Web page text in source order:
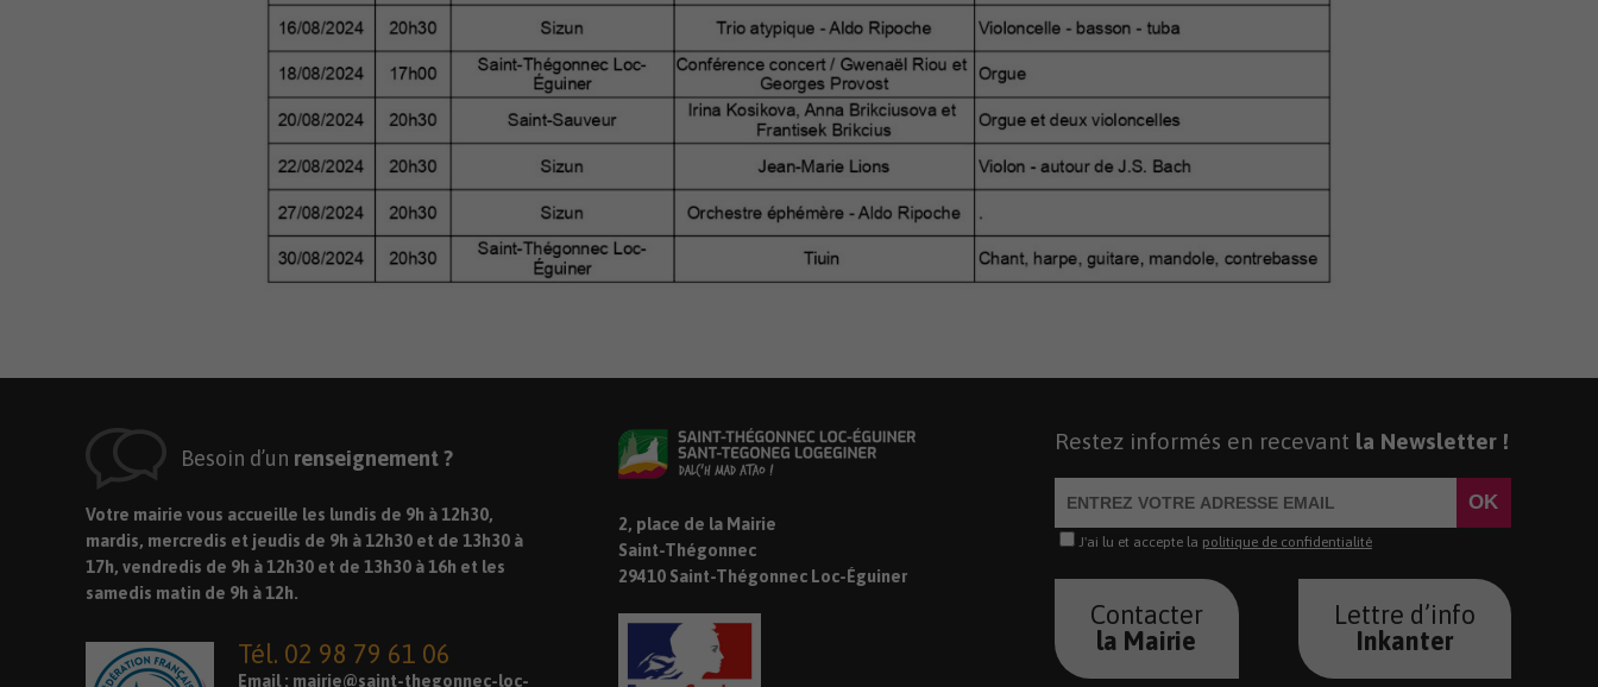
Besoin d’un renseignement ?
Votre mairie vous accueille les lundis de 9h à 12h30,
mardis, mercredis et jeudis de 9h à 12h30 et de 13h30 à
17h, vendredis de 9h à 12h30 et de 13h30 à 16h et les
samedis matin de 9h à 12h.
Tél. 02 98 79 61 06
Email : mairie@saint-thegonnec-loc-
2, place de la Mairie
Saint-Thégonnec
29410 Saint-Thégonnec Loc-Éguiner
Restez informés en recevant la Newsletter !
J'ai lu et accepte la politique de confidentialité
Contacter
la Mairie
Lettre d’info
Inkanter